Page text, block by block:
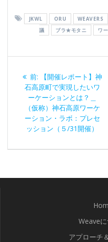
JKWL ORU WEAVERS
議
ブラ★モタニ ワ
ゲ
前:
過
去
の
投
稿:
【開催レポート】神
石高原町で実現したいワ
ーケーションとは？＿
（仮称）神石高原ワーケ
ーション・ラボ：プレセ
ッション（５/31開催）
Weave
アプローチ